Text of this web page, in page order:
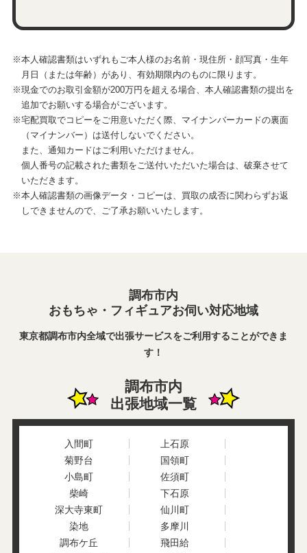
※本人確認書類はいずれもご本人様のお名前・現住所・顔写真・生年
月日（または年齢）があり、有効期限内のものに限ります。
※現金でのお取引金額が200万円を超える場合、本人確認書類の提出を
追加でお願いする場合がございます。
※宅配買取でコピーをご用意いただく際、マイナンバーカードの裏面
（マイナンバー）は送付しないでください。
また、通知カードはご利用いただけません。
個人番号の記載された書類をご送付いただいた場合は、破棄させて
いただきます。
※本人確認書類の画像データ・コピーは、買取の成否に関わらずお返
しできませんので、ご了承お願いいたします。
調布市内
おもちゃ・フィギュアお伺い対応地域
東京都調布市内全域で出張サービスをご利用することができま
す！
調布市内
出張地域一覧
入間町
上石原
菊野台
国領町
小島町
佐須町
柴崎
下石原
深大寺東町
仙川町
染地
多摩川
調布ケ丘
飛田給